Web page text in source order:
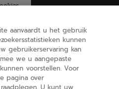
aanvaardt u het gebruik
kunnen
gebruikerservaring kan
we u aangepaste
voorstellen. Voor
pagina over